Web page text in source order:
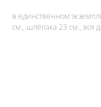
в единственном
см., шлёпака 23 см., вся